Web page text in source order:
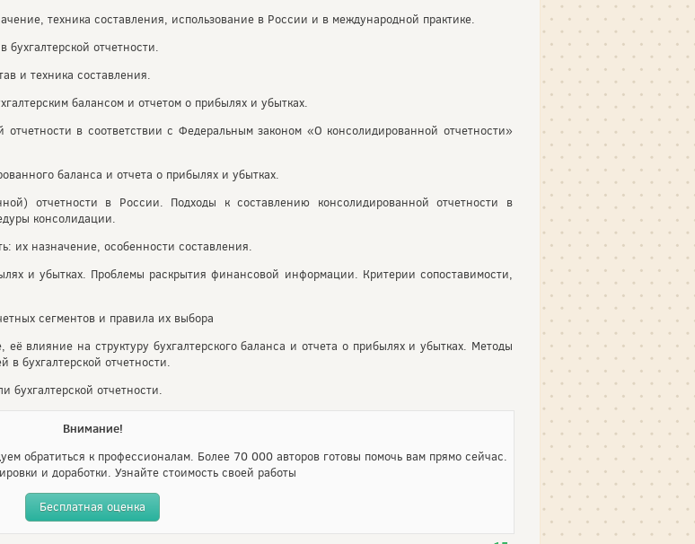
техника составления, использование в России и в международной практике.
отчетности.
и техника составления.
балансом и отчетом о прибылях и убытках.
в соответствии с Федеральным законом «О консолидированной отчетности»
баланса и отчета о прибылях и убытках.
отчетности в России. Подходы к составлению консолидированной отчетности в
консолидации.
их назначение, особенности составления.
и убытках. Проблемы раскрытия финансовой информации. Критерии сопоставимости,
сегментов и правила их выбора
влияние на структуру бухгалтерского баланса и отчета о прибылях и убытках. Методы
в бухгалтерской отчетности.
бухгалтерской отчетности.
Внимание!
обратиться к профессионалам. Более 70 000 авторов готовы помочь вам прямо сейчас.
и доработки. Узнайте стоимость своей работы
Бесплатная оценка